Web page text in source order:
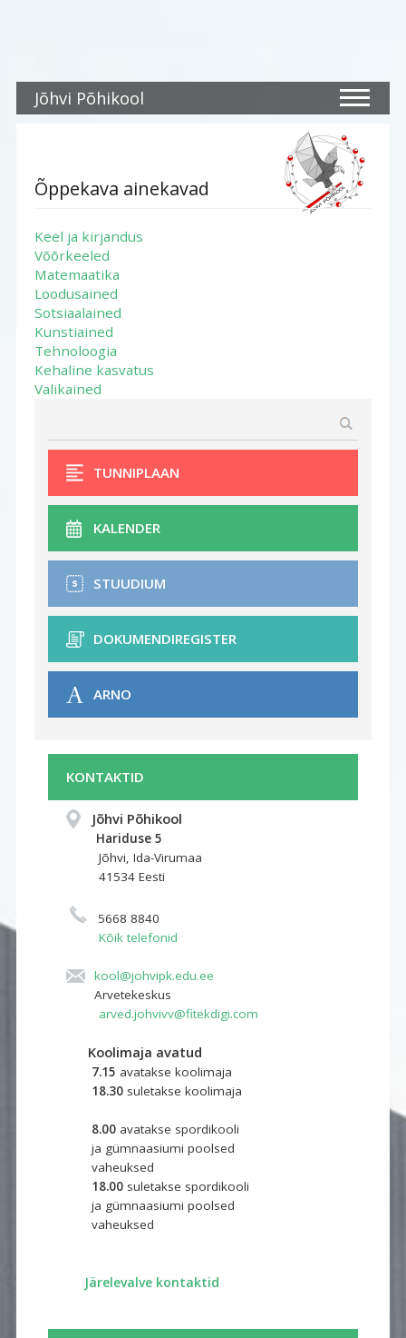
Jõhvi Põhikool
Õppekava ainekavad
Keel ja kirjandus
Võõrkeeled
Matemaatika
Loodusained
Sotsiaalained
Kunstiained
Tehnoloogia
Kehaline kasvatus
Valikained
TUNNIPLAAN
KALENDER
STUUDIUM
DOKUMENDIREGISTER
ARNO
KONTAKTID
Jõhvi Põhikool
Hariduse 5
Jõhvi, Ida-Virumaa
41534 Eesti
5668 8840
Kõik telefonid
kool@johvipk.edu.ee
Arvetekeskus
arved.johvivv@fitekdigi.com
Koolimaja avatud
7.15 avatakse koolimaja
18.30suletakse koolimaja
8.00avatakse spordikooli
ja gümnaasiumi poolsed
vaheuksed
18.00suletakse spordikooli
ja gümnaasiumi poolsed
vaheuksed ​
Järelevalve kontaktid